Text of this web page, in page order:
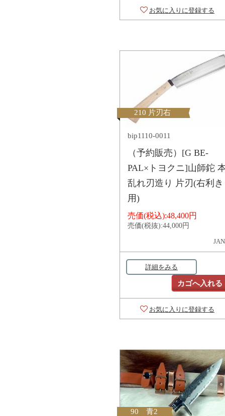
お気に入りに登録する
210 片刃右
bip1110-0011
（予約販売）[G BE-
PAL×トヨクニ]山師鉈
乱れ刃造り 片刃(右利き
用)
売価(税込):48,400円
売価(税抜):44,000円
詳細をみる
カゴへ入れる
お気に入りに登録する
90 青2